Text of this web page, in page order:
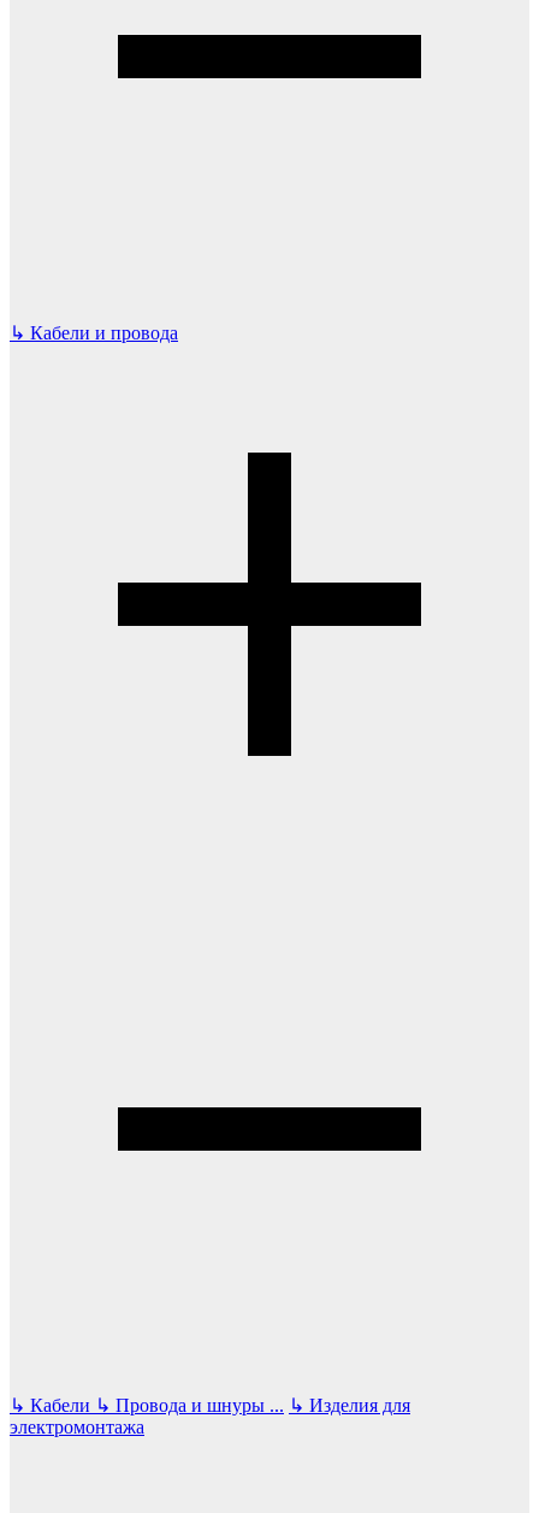
↳ Кабели и провода
↳ Кабели ↳ Провода и шнуры ... ↳ Изделия для
электромонтажа